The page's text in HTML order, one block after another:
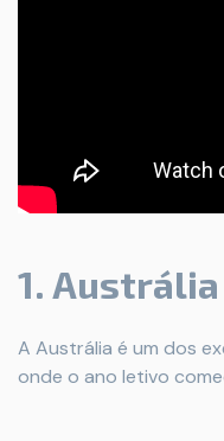
1. Austrália
A Austrália é um dos
onde o ano letivo